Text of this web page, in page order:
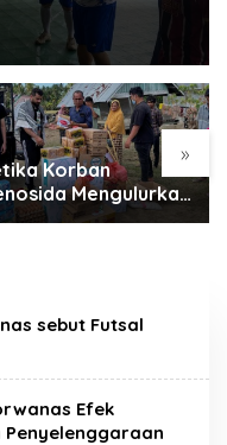
»
Korban
Mengulurkan
untuk Aceh
sebut Futsal
Efek
Penyelenggaraan